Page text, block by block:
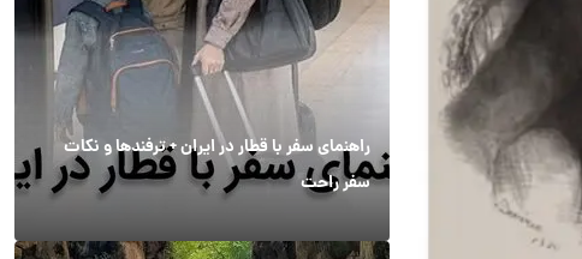
راهنمای سفر با قطار در ایران + ترفندها و نکات
سفر راحت